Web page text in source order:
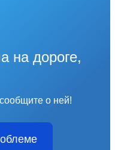
на дороге,
о ней!